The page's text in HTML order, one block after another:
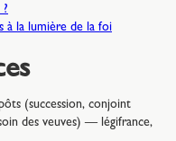
à la lumière de la foi
(succession, conjoint
des veuves) — légifrance,